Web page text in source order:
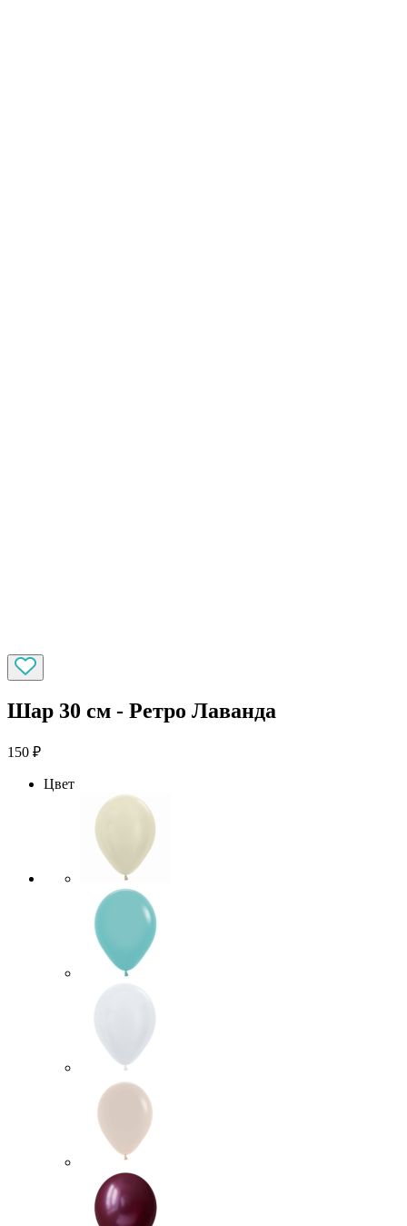
Шар 30 см - Ретро Лаванда
150 ₽
Цвет